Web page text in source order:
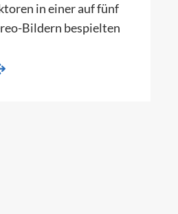
in einer auf fünf
Bildern bespielten